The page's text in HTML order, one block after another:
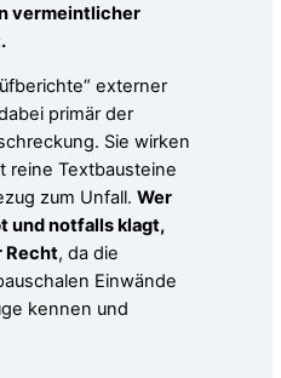
vermeintlicher
externer
primär der
Sie wirken
reine Textbausteine
zum Unfall. Wer
und notfalls klagt,
Recht, da die
Einwände
kennen und